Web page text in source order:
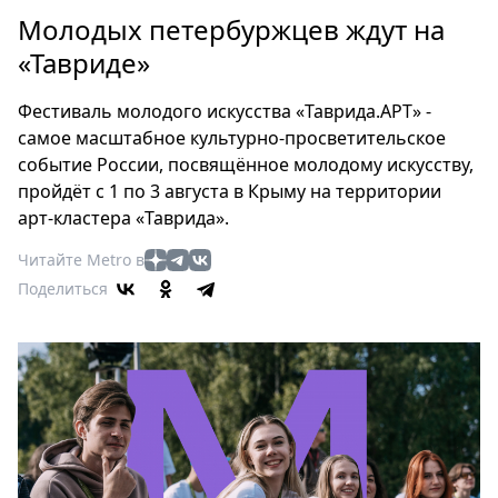
Россия
Мир
Еда
Туризм
Мода
Театр
Кино
Афиша
Выставки
Пресс-
релизы
О
Metro
Молодых петербуржцев ждут на
«Тавриде»
Фестиваль молодого искусства «Таврида.АРТ» -
самое масштабное культурно-просветительское
событие России, посвящённое молодому искусству,
пройдёт с 1 по 3 августа в Крыму на территории
арт-кластера «Таврида».
Читайте Metro в
Поделиться